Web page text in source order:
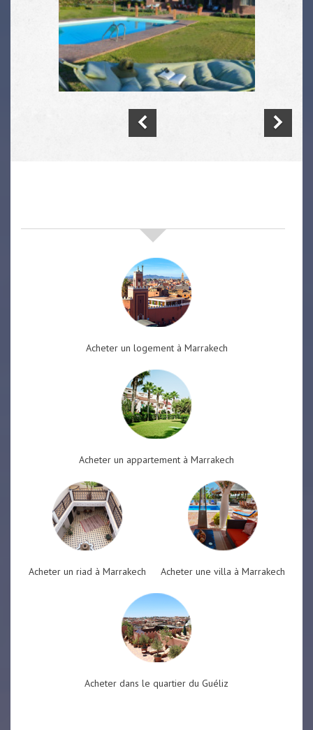
Acheter un logement à Marrakech
Acheter un appartement à Marrakech
Acheter un riad à Marrakech Acheter une villa à Marrakech
Acheter dans le quartier du Guéliz